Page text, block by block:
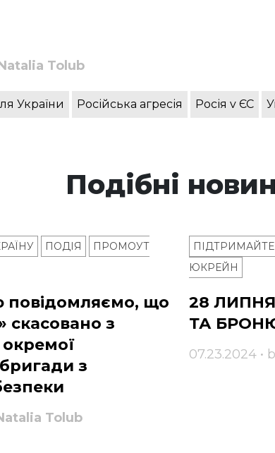
Tolub
України Російська агресія Росія v ЄС
Подібні
ПОДІЯ
ПРОМОУТ
повідомляємо, що
скасовано з
окремої
з
Tolub
ПІДТРИМАЙТЕ
ЮКРЕЙН
28
ТА
07.23.2024 •